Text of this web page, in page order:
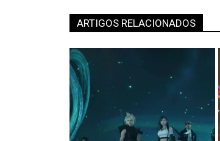
ARTIGOS RELACIONADOS